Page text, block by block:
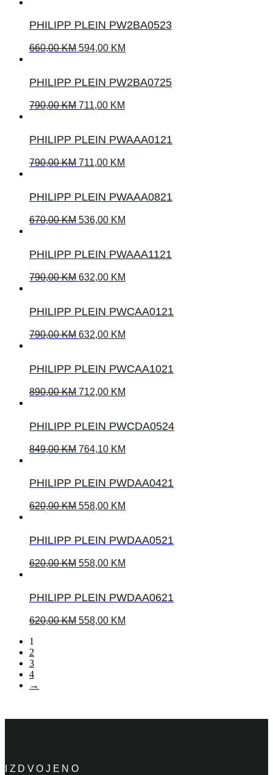
PHILIPP PLEIN PW2BA0523
660,00KM 594,00 KM
PHILIPP PLEIN PW2BA0725
790,00KM 711,00 KM
PHILIPP PLEIN PWAAA0121
790,00KM 711,00 KM
PHILIPP PLEIN PWAAA0821
670,00KM 536,00 KM
PHILIPP PLEIN PWAAA1121
790,00KM 632,00 KM
PHILIPP PLEIN PWCAA0121
790,00KM 632,00 KM
PHILIPP PLEIN PWCAA1021
890,00KM 712,00 KM
PHILIPP PLEIN PWCDA0524
849,00KM 764,10 KM
PHILIPP PLEIN PWDAA0421
620,00KM 558,00 KM
PHILIPP PLEIN PWDAA0521
620,00KM 558,00 KM
PHILIPP PLEIN PWDAA0621
620,00KM 558,00 KM
1
2
3
4
→
IZDVOJENO